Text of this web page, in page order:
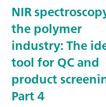
NIR
the polymer
industry: The
tool for QC and
product
Part 4